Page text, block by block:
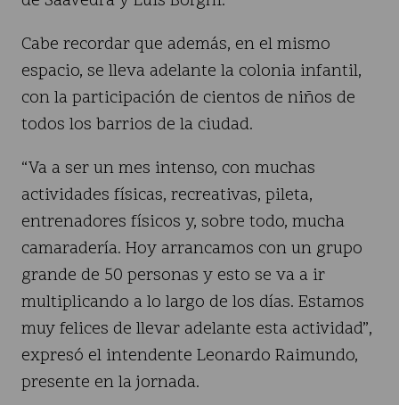
Cabe recordar que además, en el mismo
espacio, se lleva adelante la colonia infantil,
con la participación de cientos de niños de
todos los barrios de la ciudad.
“Va a ser un mes intenso, con muchas
actividades físicas, recreativas, pileta,
entrenadores físicos y, sobre todo, mucha
camaradería. Hoy arrancamos con un grupo
grande de 50 personas y esto se va a ir
multiplicando a lo largo de los días. Estamos
muy felices de llevar adelante esta actividad”,
expresó el intendente Leonardo Raimundo,
presente en la jornada.